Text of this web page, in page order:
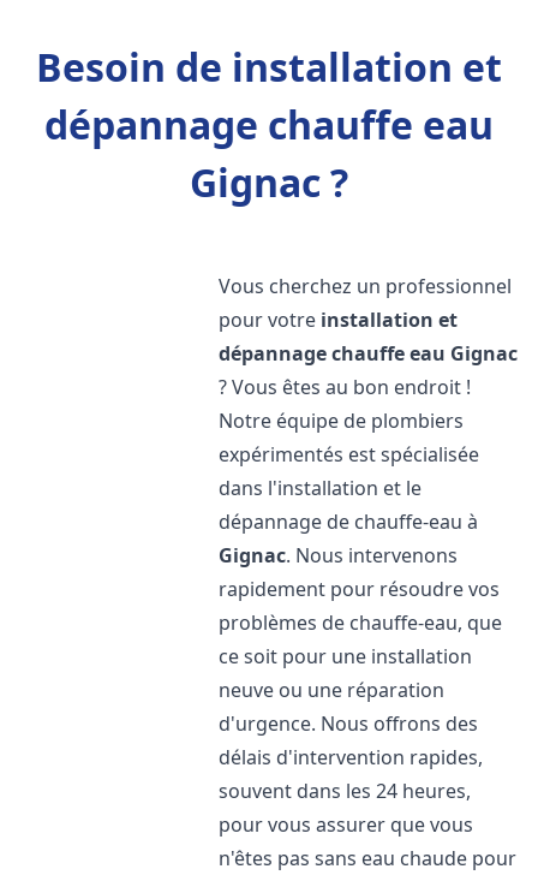
Besoin de installation et
dépannage chauffe eau
Gignac ?
Vous cherchez un professionnel
pour votre installation et
dépannage chauffe eau Gignac
? Vous êtes au bon endroit !
Notre équipe de plombiers
expérimentés est spécialisée
dans l'installation et le
dépannage de chauffe-eau à
Gignac. Nous intervenons
rapidement pour résoudre vos
problèmes de chauffe-eau, que
ce soit pour une installation
neuve ou une réparation
d'urgence. Nous offrons des
délais d'intervention rapides,
souvent dans les 24 heures,
pour vous assurer que vous
n'êtes pas sans eau chaude pour